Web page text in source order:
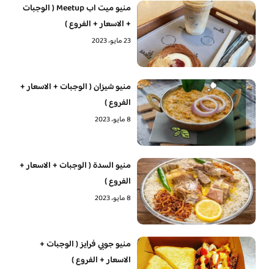
منيو ميت اب Meetup ( الوجبات
+ الاسعار + الفروع )
23 مايو، 2023
منيو شيزان ( الوجبات + الاسعار +
الفروع )
8 مايو، 2023
منيو السدة ( الوجبات + الاسعار +
الفروع )
8 مايو، 2023
منيو جوبي فرايز ( الوجبات +
الاسعار + الفروع )